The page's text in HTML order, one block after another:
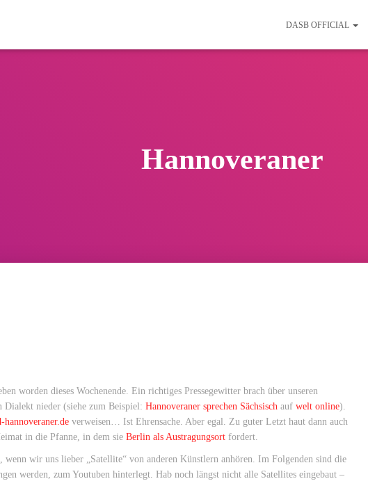
DASB OFFICIAL
Hannoveraner
worden dieses Wochenende. Ein richtiges Pressegewitter brach über unseren
Dialekt nieder (siehe zum Beispiel: Hannoveraner sprechen Sächsisch auf welt online).
verweisen… Ist Ehrensache. Aber egal. Zu guter Letzt haut dann auch
in die Pfanne, in dem sie Berlin als Austragungsort fordert.
wenn wir uns lieber „Satellite“ von anderen Künstlern anhören. Im Folgenden sind die
werden, zum Youtuben hinterlegt. Hab noch längst nicht alle Satellites eingebaut –